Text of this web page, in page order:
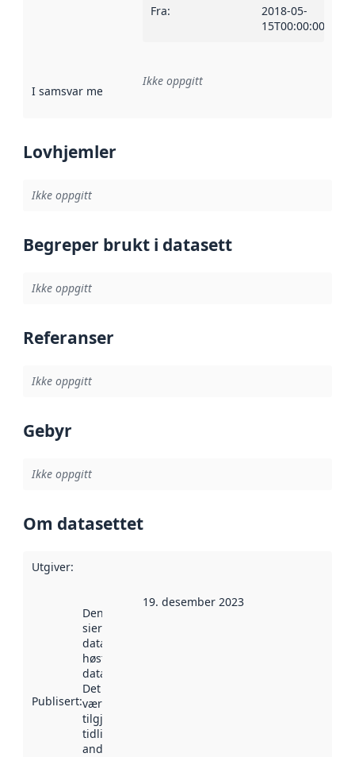
Fra:
2018-05-
15T00:00:00Z
I samsvar med Referanse til en implementasjonsregel
Ikke oppgitt
Lovhjemler
Ikke oppgitt
Begreper brukt i datasett
Ikke oppgitt
Referanser
Ikke oppgitt
Gebyr
Ikke oppgitt
Om datasettet
Utgiver:
Publisert:
Denne datoen
sier når
datasettet ble
høstet av
data.norge.no.
Det kan ha
vært
tilgjengelig
tidligere
andre steder.
19. desember 2023